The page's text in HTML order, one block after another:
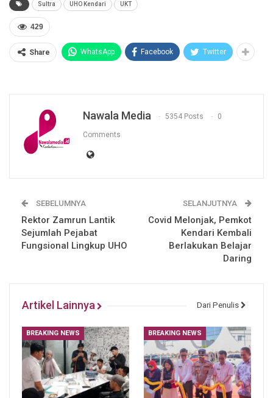
Sultra UHO Kendari UKT
429
Share WhatsApp Facebook Twitter
Nawala Media 5354 Posts 0
Comments
SEBELUMNYA
Rektor Zamrun Lantik
Sejumlah Pejabat
Fungsional Lingkup UHO
SELANJUTNYA
Covid Melonjak, Pemkot
Kendari Kembali
Berlakukan Belajar
Daring
Artikel Lainnya Dari Penulis
BREAKING NEWS BREAKING NEWS